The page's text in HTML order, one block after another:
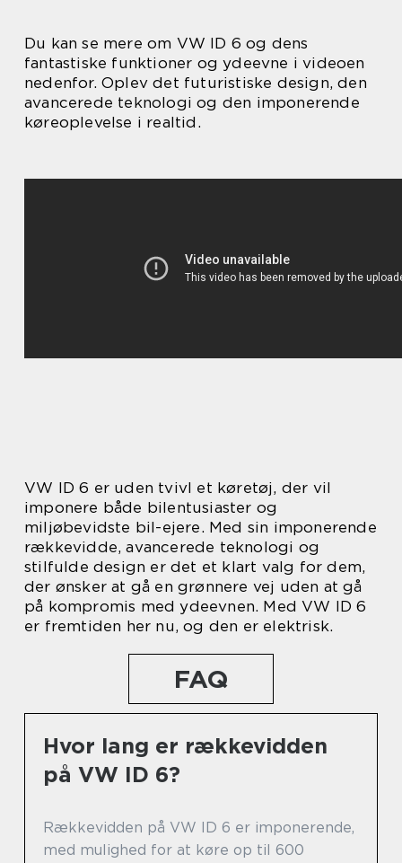
Du kan se mere om VW ID 6 og dens
fantastiske funktioner og ydeevne i videoen
nedenfor. Oplev det futuristiske design, den
avancerede teknologi og den imponerende
køreoplevelse i realtid.
VW ID 6 er uden tvivl et køretøj, der vil
imponere både bilentusiaster og
miljøbevidste bil-ejere. Med sin imponerende
rækkevidde, avancerede teknologi og
stilfulde design er det et klart valg for dem,
der ønsker at gå en grønnere vej uden at gå
på kompromis med ydeevnen. Med VW ID 6
er fremtiden her nu, og den er elektrisk.
FAQ
Hvor lang er rækkevidden
på VW ID 6?
Rækkevidden på VW ID 6 er imponerende,
med mulighed for at køre op til 600